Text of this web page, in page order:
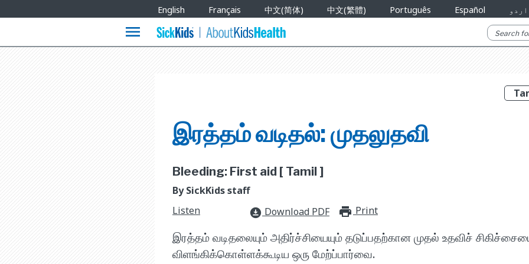
Languages
English Français 中文(简体) 中文(繁體) Português Español اردو
menu
இரத்தம் வடிதல்: முதலுதவி
Bleeding: First aid [ Tamil ]
By SickKids staff
Listen
download_for_offline Download PDF print_for_offline
Print
இரத்தம் வடிதலையும் அதிர்ச்சியையும் தடுப்பதற்கான முதல் உதவிச்
விளங்கிக்கொள்ளக்கூடிய ஒரு மேற்ப்பார்வை.